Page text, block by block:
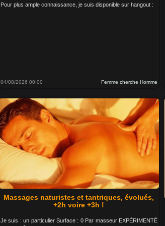
Pour plus ample connaissance, je suis disponible sur hangout :
04/08/2026 00:00 Femme cherche Homme
Massages naturistes et tantriques, évolués,
+2h voire +3h !
Je suis : un particulier Surface : 0 Par masseur EXPÉRIMENTÉ